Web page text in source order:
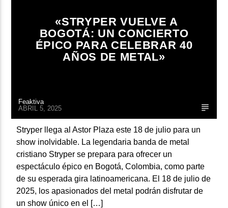
«STRYPER VUELVE A
BOGOTÁ: UN CONCIERTO
ÉPICO PARA CELEBRAR 40
AÑOS DE METAL»
Feaktiva
ABRIL 5, 2025
Stryper llega al Astor Plaza este 18 de julio para un
show inolvidable. La legendaria banda de metal
cristiano Stryper se prepara para ofrecer un
espectáculo épico en Bogotá, Colombia, como parte
de su esperada gira latinoamericana. El 18 de julio de
2025, los apasionados del metal podrán disfrutar de
un show único en el […]